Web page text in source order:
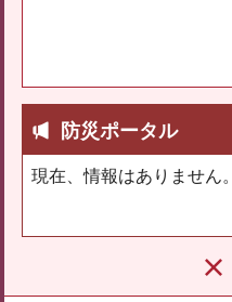
防災ポータル
現在、情報はありません。